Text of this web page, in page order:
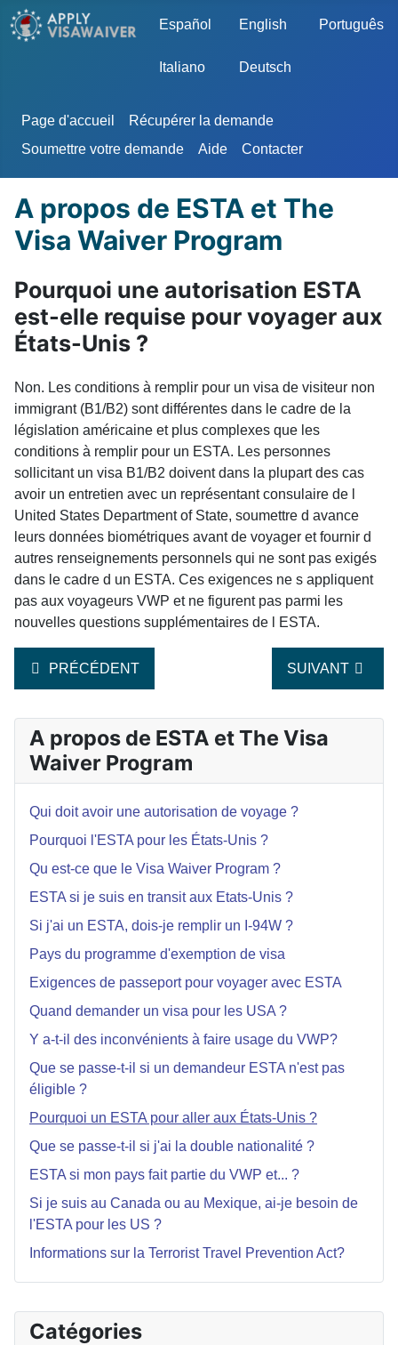
Sélectionnez votre langue
Español English Português
Italiano Deutsch
Page d'accueil
Récupérer la demande
Soumettre votre demande
Aide Contacter
Catégories
A propos de ESTA et The
Visa Waiver Program
Pourquoi une autorisation ESTA
est-elle requise pour voyager aux
États-Unis ?
Non. Les conditions à remplir pour un visa de visiteur non
immigrant (B1/B2) sont différentes dans le cadre de la
législation américaine et plus complexes que les
conditions à remplir pour un ESTA. Les personnes
sollicitant un visa B1/B2 doivent dans la plupart des cas
avoir un entretien avec un représentant consulaire de l
United States Department of State, soumettre d avance
leurs données biométriques avant de voyager et fournir d
autres renseignements personnels qui ne sont pas exigés
dans le cadre d un ESTA. Ces exigences ne s appliquent
pas aux voyageurs VWP et ne figurent pas parmi les
nouvelles questions supplémentaires de l ESTA.
ARTICLE PRÉCÉDENT : QUE FAIRE SI UN
PRÉCÉDENT ARTICLE
SUIVANT
A propos de ESTA et The Visa
Waiver Program
Qui doit avoir une autorisation de voyage ?
Pourquoi l'ESTA pour les États-Unis ?
Qu est-ce que le Visa Waiver Program ?
ESTA si je suis en transit aux Etats-Unis ?
Si j'ai un ESTA, dois-je remplir un I-94W ?
Pays du programme d'exemption de visa
Exigences de passeport pour voyager avec ESTA
Quand demander un visa pour les USA ?
Y a-t-il des inconvénients à faire usage du VWP?
Que se passe-t-il si un demandeur ESTA n'est pas
éligible ?
Pourquoi un ESTA pour aller aux États-Unis ?
Que se passe-t-il si j'ai la double nationalité ?
ESTA si mon pays fait partie du VWP et... ?
Si je suis au Canada ou au Mexique, ai-je besoin de
l'ESTA pour les US ?
Informations sur la Terrorist Travel Prevention Act?